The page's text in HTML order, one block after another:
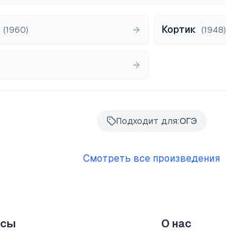
(1960) Кортик (1948)
Подходит для:ОГЭ
Смотреть все произведения
О нас